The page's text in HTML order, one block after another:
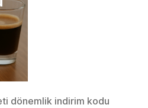
dönemlik indirim kodu